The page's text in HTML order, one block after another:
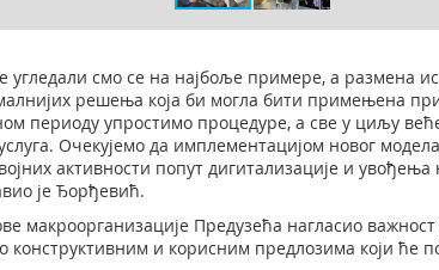
смо се на најбоље примере, а размена
решења која би могла бити примењена
периоду упростимо процедуре, а све у циљу
Очекујемо да имплементацијом новог
активности попут дигитализације и увођења
је Ђорђевић.
макроорганизације Предузећа нагласио
и корисним предлозима који ће